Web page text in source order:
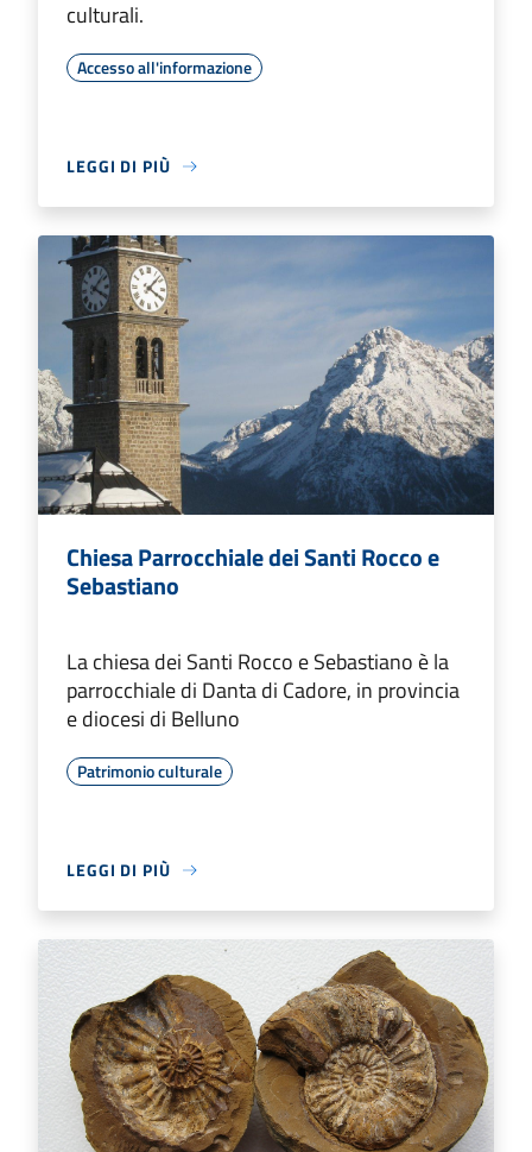
culturali.
Accesso all'informazione
LEGGI DI PIÙ
Chiesa Parrocchiale dei Santi Rocco e
Sebastiano
La chiesa dei Santi Rocco e Sebastiano è la
parrocchiale di Danta di Cadore, in provincia
e diocesi di Belluno
Patrimonio culturale
LEGGI DI PIÙ